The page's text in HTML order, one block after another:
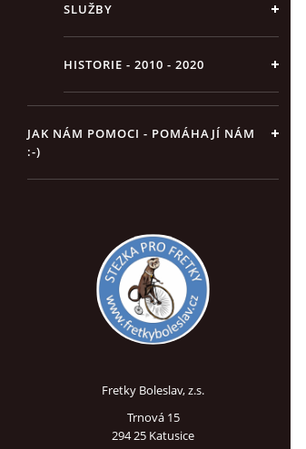
SLUŽBY
HISTORIE - 2010 - 2020
JAK NÁM POMOCI - POMÁHAJÍ NÁM
:-)
Fretky Boleslav, z.s.
Trnová 15
294 25 Katusice